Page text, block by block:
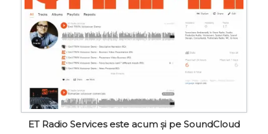
ET Radio Services este acum și pe SoundCloud